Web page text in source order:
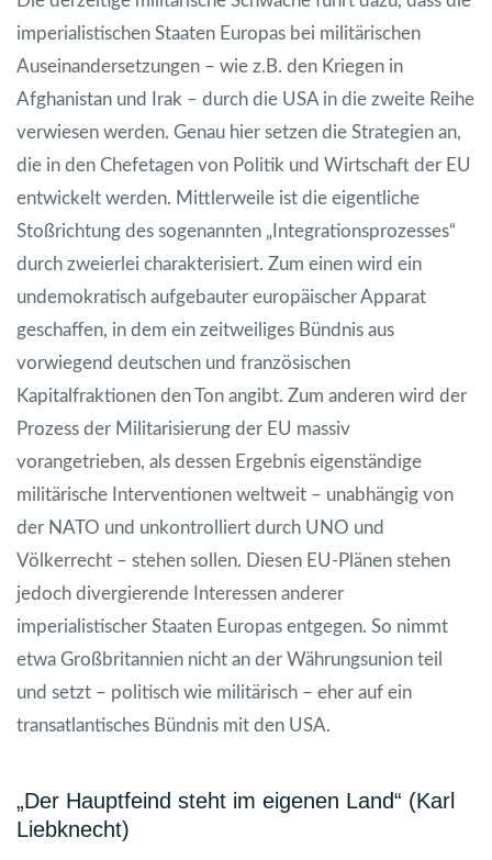
imperialistischen Staaten Europas bei militärischen
Auseinandersetzungen – wie z.B. den Kriegen in
Afghanistan und Irak – durch die USA in die zweite Reihe
verwiesen werden. Genau hier setzen die Strategien an,
die in den Chefetagen von Politik und Wirtschaft der EU
entwickelt werden. Mittlerweile ist die eigentliche
Stoßrichtung des sogenannten „Integrationsprozesses“
durch zweierlei charakterisiert. Zum einen wird ein
undemokratisch aufgebauter europäischer Apparat
geschaffen, in dem ein zeitweiliges Bündnis aus
vorwiegend deutschen und französischen
Kapitalfraktionen den Ton angibt. Zum anderen wird der
Prozess der Militarisierung der EU massiv
vorangetrieben, als dessen Ergebnis eigenständige
militärische Interventionen weltweit – unabhängig von
der NATO und unkontrolliert durch UNO und
Völkerrecht – stehen sollen. Diesen EU-Plänen stehen
jedoch divergierende Interessen anderer
imperialistischer Staaten Europas entgegen. So nimmt
etwa Großbritannien nicht an der Währungsunion teil
und setzt – politisch wie militärisch – eher auf ein
transatlantisches Bündnis mit den USA.
„Der Hauptfeind steht im eigenen Land“ (Karl
Liebknecht)